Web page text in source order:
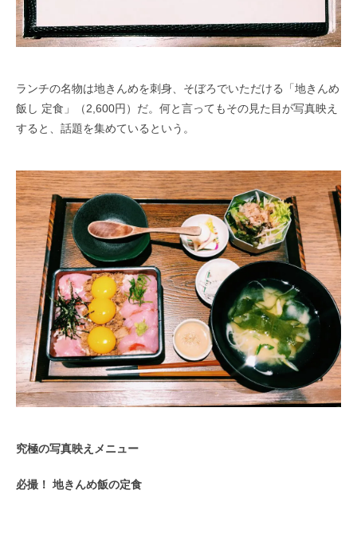
ランチの名物は地きんめを刺身、そぼろでいただける「地きんめ
飯し 定食」（2,600円）だ。何と言ってもその見た目が写真映え
すると、話題を集めているという。
究極の写真映えメニュー
必撮！ 地きんめ飯の定食